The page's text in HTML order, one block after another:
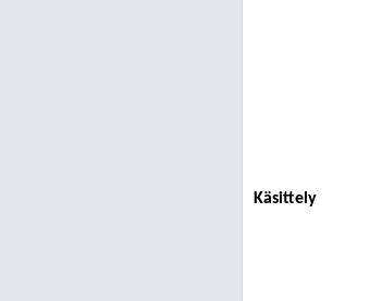
Käsittely